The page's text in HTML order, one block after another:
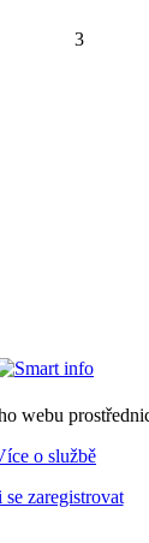
3
webu
o službě
se zaregistrovat